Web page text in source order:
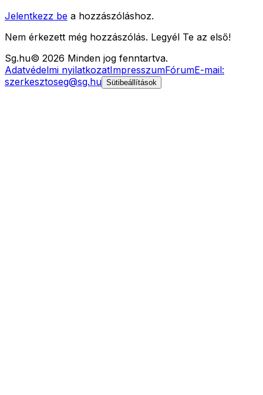
Jelentkezz be a hozzászóláshoz.
Nem érkezett még hozzászólás. Legyél Te az első!
Sg.hu© 2026 Minden jog fenntartva.
Adatvédelmi nyilatkozatImpresszumFórumE-mail:
szerkesztoseg@sg.hu Sütibeállítások